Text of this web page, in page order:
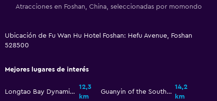
Atracciones en Foshan, China, seleccionadas por momondo
Ubicación de Fu Wan Hu Hotel Foshan: Hefu Avenue, Foshan
528500
Mejores lugares de interés
Longtao Bay Dynamic Watertown
12,3
km
Guanyin of the South China Sea Mount Xiqiao
14,2
km